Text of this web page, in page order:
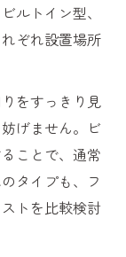
ルトイン型、
ぞれ設置場所
をすっきり見
げません。ビ
ことで、通常
タイプも、フ
トを比較検討